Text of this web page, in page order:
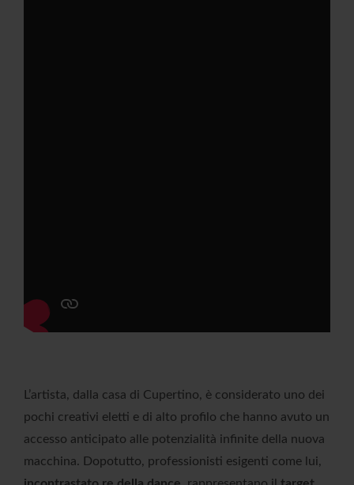
L’artista, dalla casa di Cupertino, è considerato uno dei
pochi creativi eletti e di alto profilo che hanno avuto un
accesso anticipato alle potenzialità infinite della nuova
macchina. Dopotutto, professionisti esigenti come lui,